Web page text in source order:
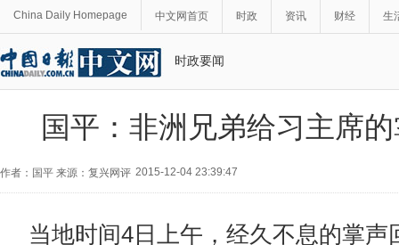
China Daily Homepage 中文网首页 时政 资讯 财经 生
时政要闻
国平：非洲兄弟给习主席
作者：国平 来源：复兴网评 2015-12-04 23:39:47
当地时间4日上午，经久不息的掌声